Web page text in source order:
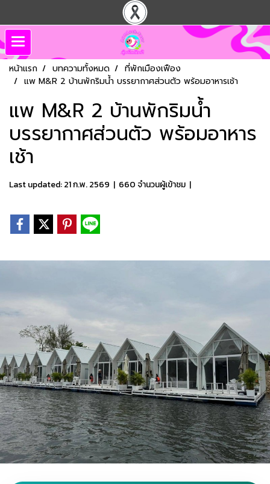
หน้าแรก บทความทั้งหมด
ที่พักเมืองเฟือง
แพ M&R 2 บ้านพักริมน้ำ บรรยากาศส่วนตัว พร้อมอาหารเช้า
แพ M&R 2 บ้านพักริมน้ำ
บรรยากาศส่วนตัว พร้อมอาหาร
เช้า
Last updated: 21 ก.พ. 2569 | 660 จำนวนผู้เข้าชม |